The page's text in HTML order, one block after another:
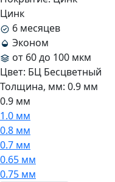
Цинк
6 месяцев
Эконом
от 60 до 100 мкм
Цвет: БЦ Бесцветный
Толщина, мм: 0.9 мм
0.9 мм
1.0 мм
0.8 мм
0.7 мм
0.65 мм
0.75 мм